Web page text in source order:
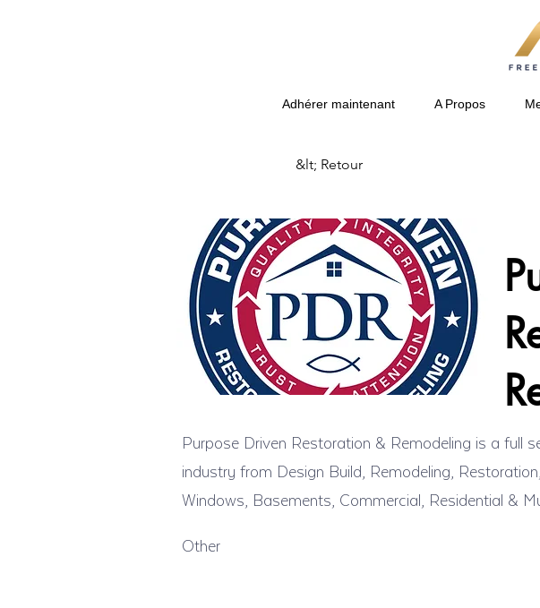
Adhérer maintenant A Propos
&lt; Retour
Purpose Driven Restoration & Remodeling is a full
industry from Design Build, Remodeling,
Windows, Basements, Commercial, Residential &
Other